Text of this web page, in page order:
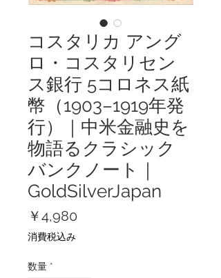
コスタリカ アング
ロ・コスタリセン
ス銀行 5コロネス紙
幣（1903–1919年発
行）｜中米金融史を
物語るクラシック
バンクノート｜
GoldSilverJapan
￥4,980
消費税込み
数量 *